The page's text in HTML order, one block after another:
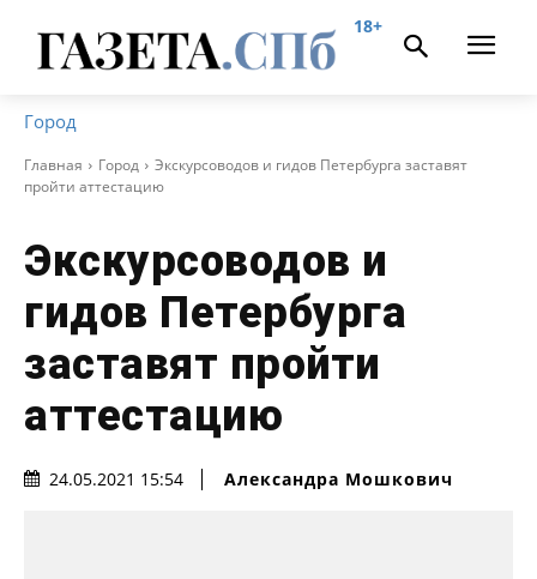
18+
Город
Главная Город
Экскурсоводов и гидов Петербурга заставят
пройти аттестацию
Экскурсоводов и
гидов Петербурга
заставят пройти
аттестацию
24.05.2021 15:54 Александра Мошкович